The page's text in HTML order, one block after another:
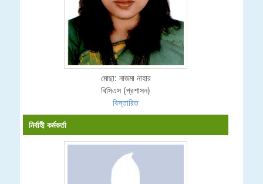
মোছা: নাজমা নাহার
বিসিএস (প্রশাসন)
বিস্তারিত
নির্বাহী কর্মকর্তা